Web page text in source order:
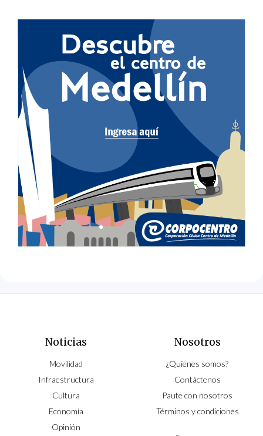
Noticias
Movilidad
Infraestructura
Cultura
Economía
Opinión
Nosotros
¿Quíenes somos?
Contáctenos
Paute con nosotros
Términos y condiciones